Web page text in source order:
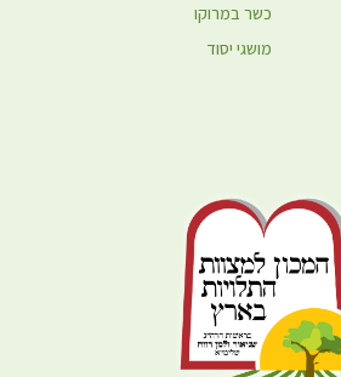
כשר במרוקו
מושגי יסוד